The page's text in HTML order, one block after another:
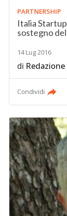
PARTNERSHIP
Italia
sostegno
14 Lug 2016
di
Condividi